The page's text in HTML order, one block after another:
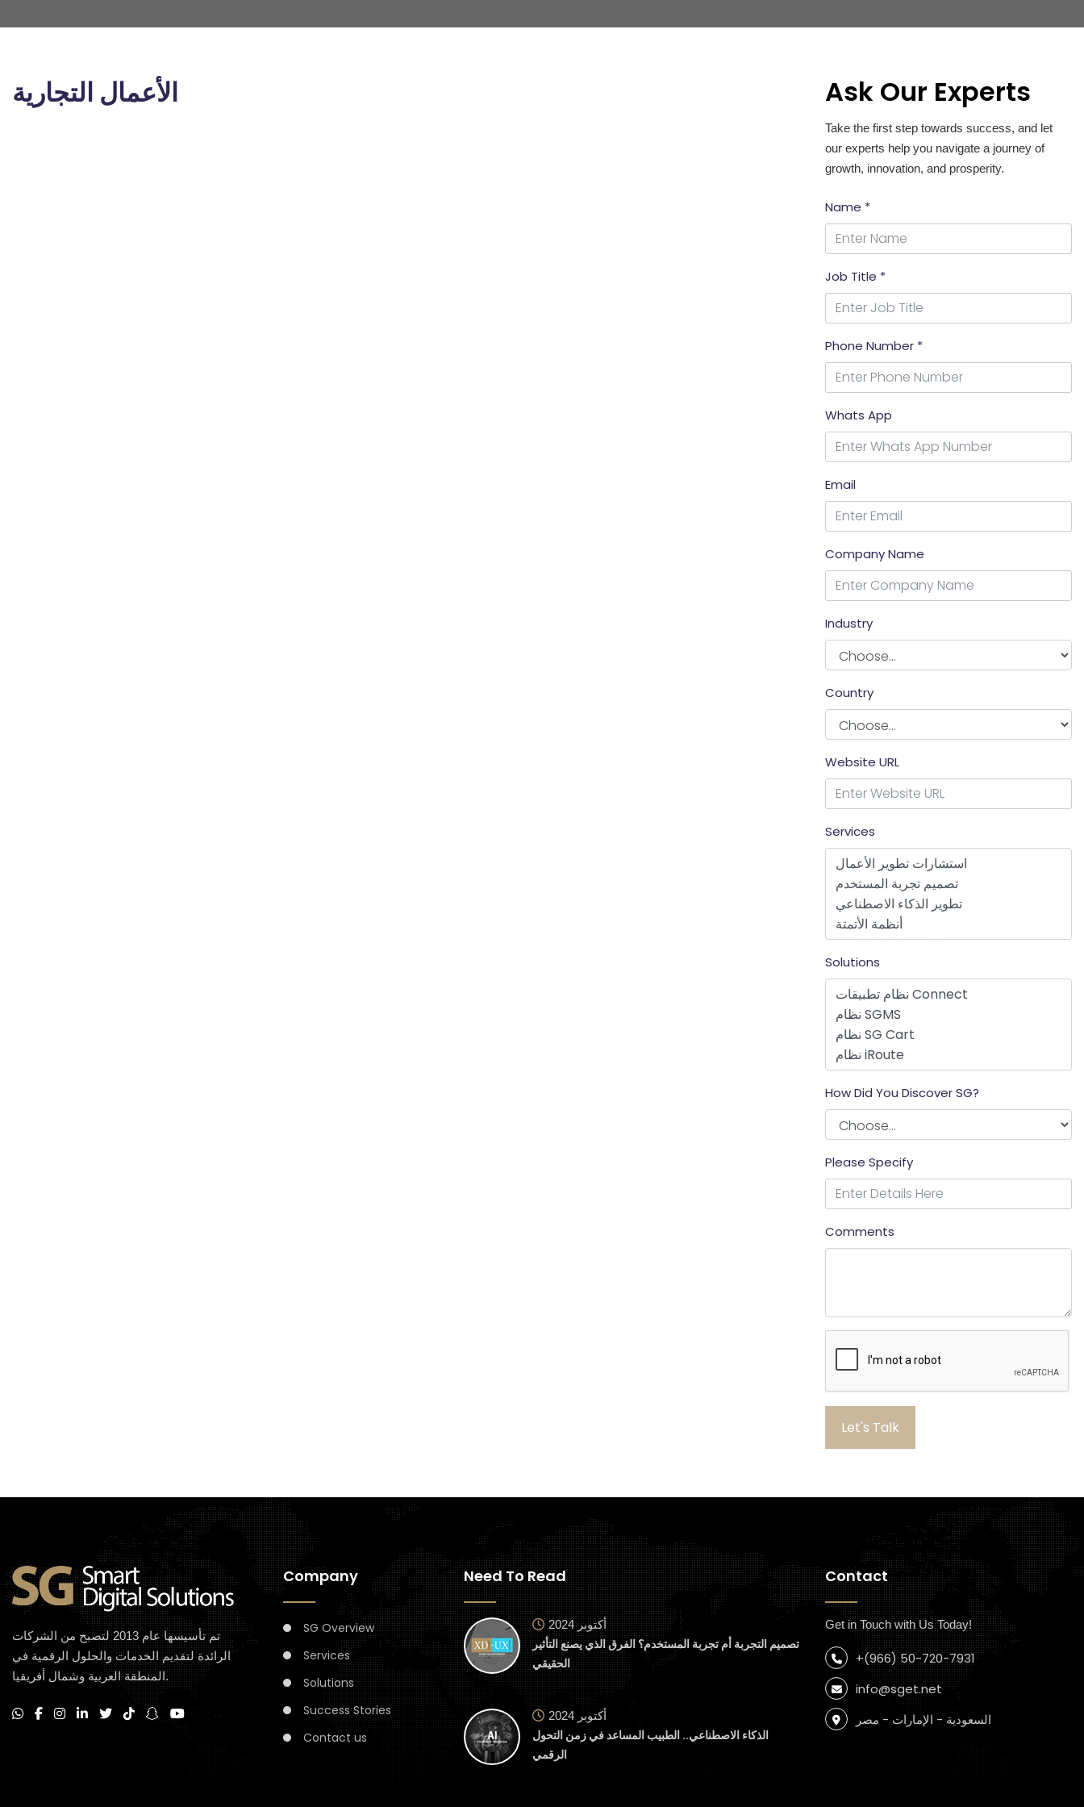
الأعمال التجارية Ask Our Experts
Take the first step towards success, and let
our experts help you navigate a journey of
growth, innovation, and prosperity.
Name *
Job Title *
Phone Number *
Whats App
Email
Company Name
Industry
Country
Website URL
Services
Solutions
How Did You Discover SG?
Please Specify
Comments
Let's Talk
تم تأسيسها عام 2013 لتصبح من الشركات
الرائدة لتقديم الخدمات والحلول الرقمية في
المنطقة العربية وشمال أفريقيا.
Company
SG Overview
Services
Solutions
Success Stories
Contact us
Need To Read
أكتوبر 2024
تصميم التجربة أم تجربة المستخدم؟ الفرق الذي يصنع التأثير
الحقيقي
أكتوبر 2024
الذكاء الاصطناعي.. الطبيب المساعد في زمن التحول
الرقمي
Contact
Get in Touch with Us Today!
+(966) 50-720-7931
info@sget.net
السعودية - الإمارات - مصر